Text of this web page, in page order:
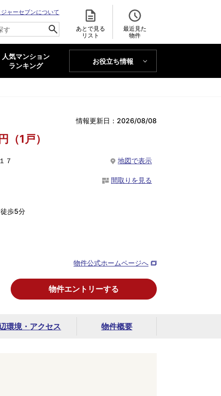
ジャーセブンについて
あとで見る
リスト
最近見た
物件
人気マンション
ランキング
お役立ち情報
MAJOR'S BLOG
情報更新日：2026/08/08
1戸）
７ 地図で表示
間取りを見る
歩5分
物件公式ホームページへ
物件エントリーする
環境・ アクセス 物件概要